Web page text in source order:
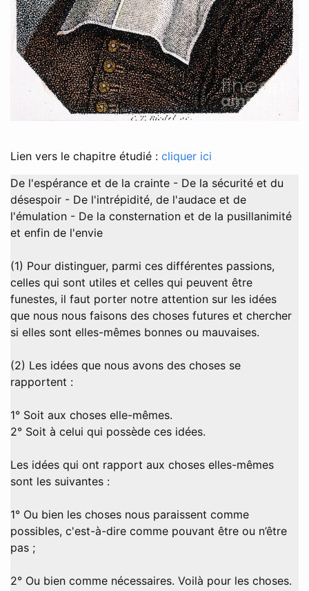
Lien vers le chapitre étudié : cliquer ici
De l'espérance et de la crainte - De la sécurité et du
désespoir - De l'intrépidité, de l'audace et de
l'émulation - De la consternation et de la pusillanimité
et enfin de l'envie
(1) Pour distinguer, parmi ces différentes passions,
celles qui sont utiles et celles qui peuvent être
funestes, il faut porter notre attention sur les idées
que nous nous faisons des choses futures et chercher
si elles sont elles-mêmes bonnes ou mauvaises.
(2) Les idées que nous avons des choses se
rapportent :
1° Soit aux choses elle-mêmes.
2° Soit à celui qui possède ces idées.
Les idées qui ont rapport aux choses elles-mêmes
sont les suivantes :
1° Ou bien les choses nous paraissent comme
possibles, c'est-à-dire comme pouvant être ou n’être
pas ;
2° Ou bien comme nécessaires. Voilà pour les choses.